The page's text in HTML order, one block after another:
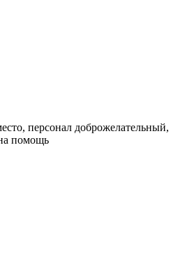
персонал доброжелательный,
помощь